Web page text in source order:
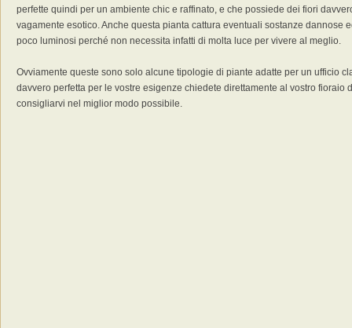
perfette quindi per un ambiente chic e raffinato, e che possiede dei fiori
vagamente esotico. Anche questa pianta cattura eventuali sostanze dannose
poco luminosi perché non necessita infatti di molta luce per vivere al meglio.
Ovviamente queste sono solo alcune tipologie di piante adatte per un ufficio
davvero perfetta per le vostre esigenze chiedete direttamente al vostro fioraio
consigliarvi nel miglior modo possibile.